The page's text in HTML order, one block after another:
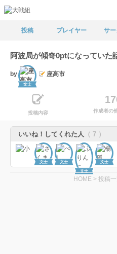
投稿 プレイヤー サ
阿波局が傾奇0ptになっていた
by
文士
座高市
投稿内容 作成者の
いいね！してくれた人 （ 7 ）
文士 文士
文士
文士
HOME > 投稿